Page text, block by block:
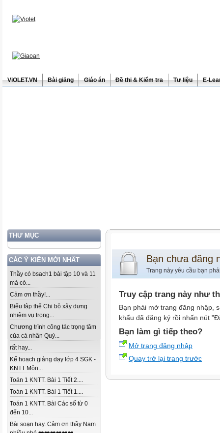
ViOLET.VN Bài giảng Giáo án Đề thi & Kiểm tra Tư liệu E-
THƯ MỤC
CÁC Ý KIẾN MỚI NHẤT
Thầy có bsach1 bài tập 10 và 11
mà có...
Cảm ơn thầy!...
Biểu tập thể Chi bộ xây dựng
nhiệm vụ trọng...
Chương trình công tác trọng tâm
của cá nhân Quý...
rất hay...
Kế hoạch giảng dạy lớp 4 SGK -
KNTT Môn...
Toán 1 KNTT. Bài 1 Tiết 2....
Toán 1 KNTT. Bài 1 Tiết 1....
Toán 1 KNTT. Bài Các số từ 0
đến 10...
Bài soạn hay. Cảm ơn thầy Nam
Bạn chưa đăng
Trang này yêu cầu bạn
Truy cập trang này như
Bạn phải mở trang đăng nhập,
khẩu đã đăng ký rồi nhấn nút
Bạn làm gì tiếp theo?
Mở trang đăng nhập
Quay trở lại trang trước